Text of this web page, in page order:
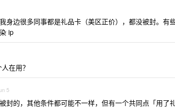
身边很多同事都是礼品卡（美区正价），都没被封。有
ip
在用？
5
封的，其他条件都可能不一样，但有一个共同点「用了